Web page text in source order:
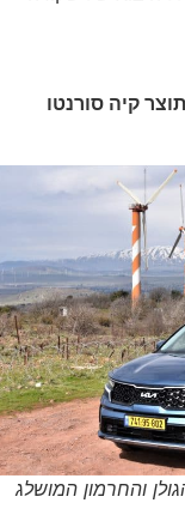
קיה סורנטו
והחרמון המושלג